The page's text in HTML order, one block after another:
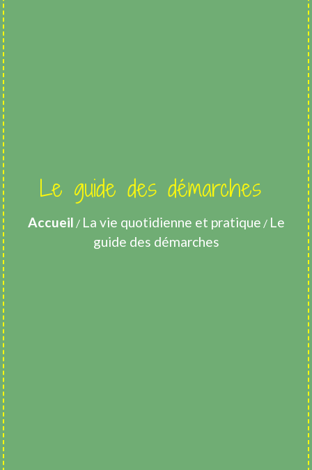
Le guide des démarches
Accueil / La vie quotidienne et pratique / Le
guide des démarches